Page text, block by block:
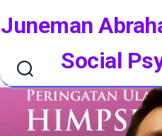
Juneman
Social